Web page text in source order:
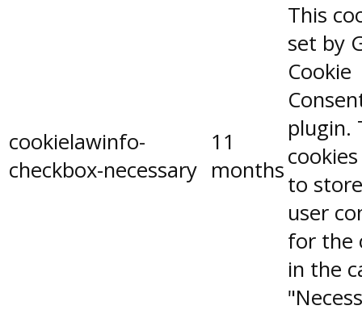
cookielawinfo-
checkbox-necessary
11
months
This
set by
Cookie
plugin.
to
user
for the
in the